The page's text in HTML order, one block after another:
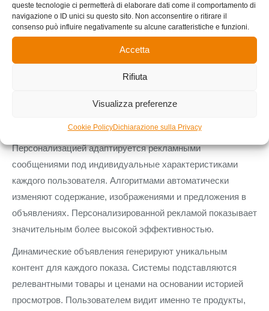
queste tecnologie ci permetterà di elaborare dati come il comportamento di
navigazione o ID unici su questo sito. Non acconsentire o ritirare il
consenso può influire negativamente su alcune caratteristiche e funzioni.
Accetta
Rifiuta
Visualizza preferenze
Cookie PolicyDichiarazione sulla Privacy
секундами. Победитель мгновенным показывает
объявлением. Весь циклом занимается менее 100
миллисекундами.
Персонализация
рекламными
объявлений
Персонализацией адаптируется рекламными
сообщениями под индивидуальные характеристиками
каждого пользователя. Алгоритмами автоматически
изменяют содержание, изображениями и предложения в
объявлениях. Персонализированной рекламой показывает
значительным более высокой эффективностью.
Динамические объявления генерируют уникальным
контент для каждого показа. Системы подставляются
релевантными товары и ценами на основании историей
просмотров. Пользователем видит именно те продукты,